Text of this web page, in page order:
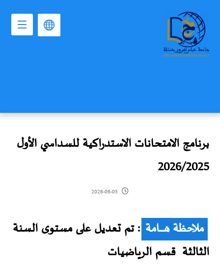
برنامج الامتحانات الاستدراكية للسداسي الأول
2026/2025
2026-06-05
ملاحظة هــــــــامة : تم تعديل على مستوى السنة
الثالثة قسم الرياضيات